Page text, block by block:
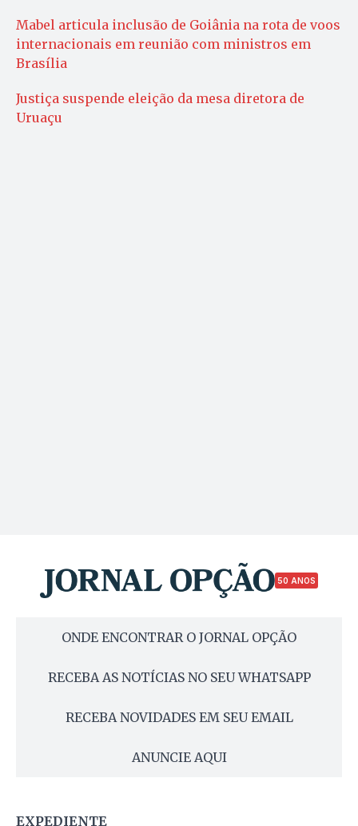
Mabel articula inclusão de Goiânia na rota de voos
internacionais em reunião com ministros em
Brasília
Justiça suspende eleição da mesa diretora de
Uruaçu
50 ANOS
ONDE ENCONTRAR O JORNAL OPÇÃO
RECEBA AS NOTÍCIAS NO SEU WHATSAPP
RECEBA NOVIDADES EM SEU EMAIL
ANUNCIE AQUI
EXPEDIENTE